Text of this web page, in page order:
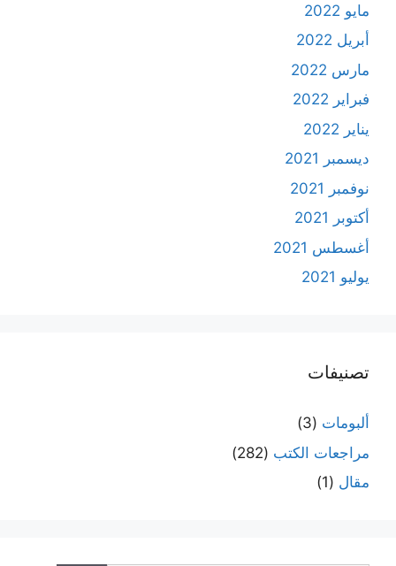
مايو 2022
أبريل 2022
مارس 2022
فبراير 2022
يناير 2022
ديسمبر 2021
نوفمبر 2021
أكتوبر 2021
أغسطس 2021
يوليو 2021
تصنيفات
ألبومات (3)
مراجعات الكتب (282)
مقال (1)